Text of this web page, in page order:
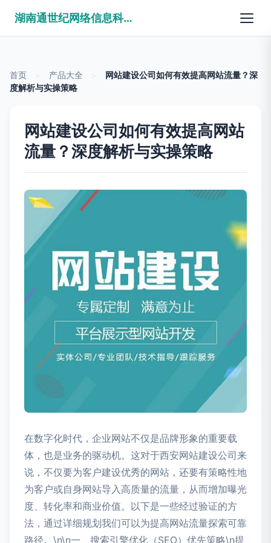
湖南通世纪网络信息科技有限公司
首页 产品大全
网站建设公司如何有效提高网站流量？深
度解析与实操策略
网站建设公司如何有效提高网站
流量？深度解析与实操策略
在数字化时代，企业网站不仅是品牌形象的重要载
体，也是业务的驱动机。这对于西安网站建设公司来
说，不仅要为客户建设优秀的网站，还要有策略性地
为客户或自身网站导入高质量的流量，从而增加曝光
度、转化率和商业价值。以下是一些经过验证的方
法，通过详细规划我们可以为提高网站流量探索可靠
路径。\n\n一、搜索引擎优化（SEO）优先策略\n提